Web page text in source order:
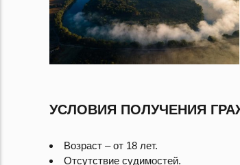
УСЛОВИЯ ПОЛУЧЕНИЯ
Возраст – от 18 лет.
Отсутствие судимостей.